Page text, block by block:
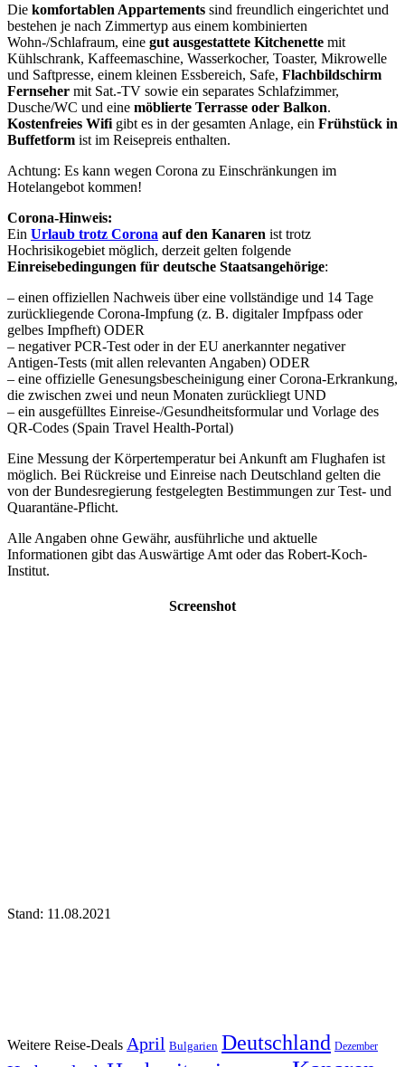
Die komfortablen Appartements sind freundlich eingerichtet und
bestehen je nach Zimmertyp aus einem kombinierten
Wohn-/Schlafraum, eine gut ausgestattete Kitchenette mit
Kühlschrank, Kaffeemaschine, Wasserkocher, Toaster, Mikrowelle
und Saftpresse, einem kleinen Essbereich, Safe, Flachbildschirm
Fernseher mit Sat.-TV sowie ein separates Schlafzimmer,
Dusche/WC und eine möblierte Terrasse oder Balkon.
Kostenfreies Wifi gibt es in der gesamten Anlage, ein Frühstück in
Buffetform ist im Reisepreis enthalten.
Achtung: Es kann wegen Corona zu Einschränkungen im
Hotelangebot kommen!
Corona-Hinweis:
Ein Urlaub trotz Corona auf den Kanaren ist trotz
Hochrisikogebiet möglich, derzeit gelten folgende
Einreisebedingungen für deutsche Staatsangehörige:
– einen offiziellen Nachweis über eine vollständige und 14 Tage
zurückliegende Corona-Impfung (z. B. digitaler Impfpass oder
gelbes Impfheft) ODER
– negativer PCR-Test oder in der EU anerkannter negativer
Antigen-Tests (mit allen relevanten Angaben) ODER
– eine offizielle Genesungsbescheinigung einer Corona-Erkrankung,
die zwischen zwei und neun Monaten zurückliegt UND
– ein ausgefülltes Einreise-/Gesundheitsformular und Vorlage des
QR-Codes (Spain Travel Health-Portal)
Eine Messung der Körpertemperatur bei Ankunft am Flughafen ist
möglich. Bei Rückreise und Einreise nach Deutschland gelten die
von der Bundesregierung festgelegten Bestimmungen zur Test- und
Quarantäne-Pflicht.
Alle Angaben ohne Gewähr, ausführliche und aktuelle
Informationen gibt das Auswärtige Amt oder das Robert-Koch-
Institut.
Screenshot
Stand: 11.08.2021
Weitere Reise-Deals April Bulgarien Deutschland Dezember